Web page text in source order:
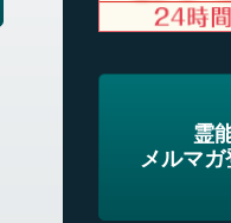
霊
メルマガ